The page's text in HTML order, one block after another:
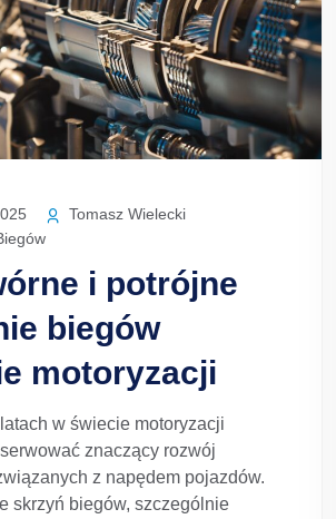
Tomasz Wielecki
i potrójne
biegów
motoryzacji
w świecie motoryzacji
znaczący rozwój
z napędem pojazdów.
skrzyń biegów, szczególnie